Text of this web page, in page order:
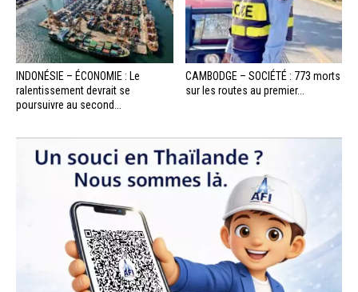
INDONÉSIE – ÉCONOMIE : Le
ralentissement devrait se
poursuivre au second...
CAMBODGE – SOCIÉTÉ : 773 morts
sur les routes au premier...